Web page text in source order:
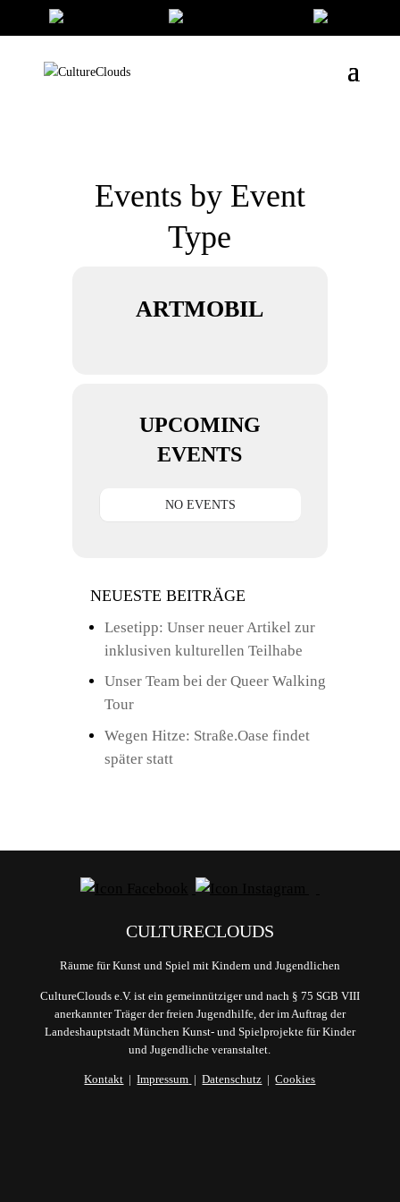
Events by Event
Type
ARTMOBIL
UPCOMING
EVENTS
NO EVENTS
NEUESTE BEITRÄGE
Lesetipp: Unser neuer Artikel zur
inklusiven kulturellen Teilhabe
Unser Team bei der Queer Walking
Tour
Wegen Hitze: Straße.Oase findet
später statt
CULTURECLOUDS
Räume für Kunst und Spiel mit Kindern und Jugendlichen
CultureClouds e.V. ist ein gemeinnütziger und nach § 75 SGB VIII
anerkannter Träger der freien Jugendhilfe, der im Auftrag der
Landeshauptstadt München Kunst- und Spielprojekte für Kinder
und Jugendliche veranstaltet.
Kontakt |Impressum |Datenschutz |Cookies